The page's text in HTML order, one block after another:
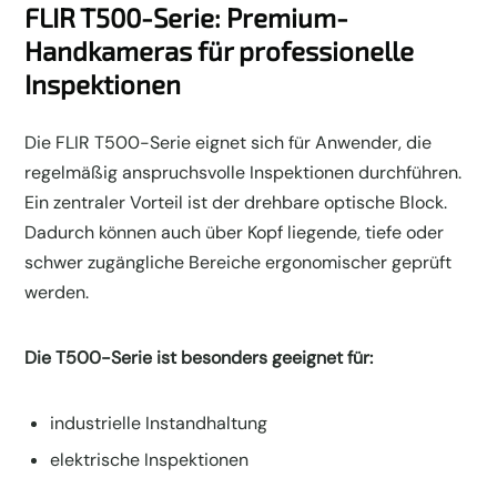
FLIR T500-Serie: Premium-
Handkameras für professionelle
Inspektionen
Die FLIR T500-Serie eignet sich für Anwender, die
regelmäßig anspruchsvolle Inspektionen durchführen.
Ein zentraler Vorteil ist der drehbare optische Block.
Dadurch können auch über Kopf liegende, tiefe oder
schwer zugängliche Bereiche ergonomischer geprüft
werden.
Die T500-Serie ist besonders geeignet für:
industrielle Instandhaltung
elektrische Inspektionen